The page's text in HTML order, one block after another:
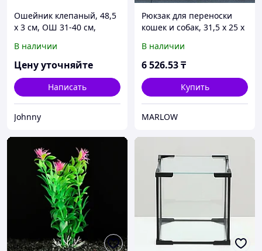
Ошейник клепаный, 48,5
х 3 см, ОШ 31-40 см,
В наличии
Цену уточняйте
Написать
Johnny
Рюкзак для переноски
кошек и собак, 31,5 х 25 х
В наличии
6 526.53₸
Купить
MARLOW